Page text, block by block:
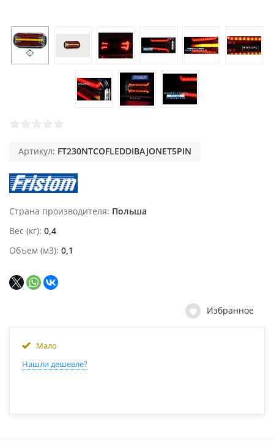
Артикул: FT230NTCOFLEDDIBAJONET5PIN
Страна производителя Польша
Вес (кг) 0,4
Объем (м3) 0,1
Избранное
Мало
Нашли дешевле?